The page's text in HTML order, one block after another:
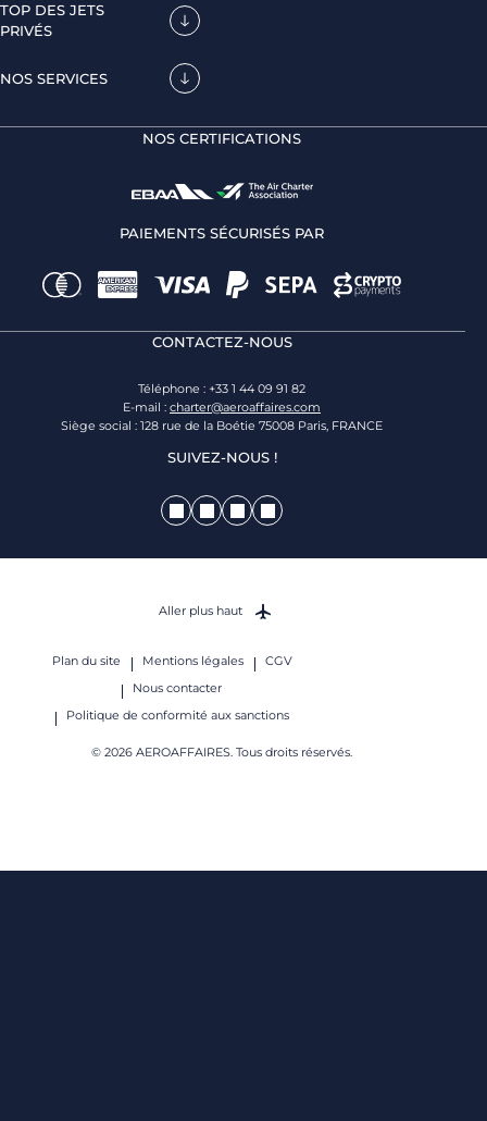
TOP DES JETS
PRIVÉS
NOS SERVICES
NOS CERTIFICATIONS
PAIEMENTS SÉCURISÉS PAR
CONTACTEZ-NOUS
Téléphone : +33 1 44 09 91 82
E-mail : charter@aeroaffaires.com
Siège social : 128 rue de la Boétie 75008 Paris, FRANCE
SUIVEZ-NOUS !
Plan du site Mentions légales
CGV
Nous contacter
Politique de conformité aux sanctions
© 2026 AEROAFFAIRES. Tous droits réservés.
Aller plus haut